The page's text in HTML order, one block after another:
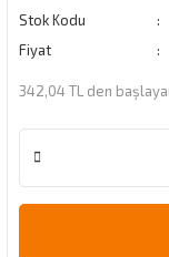
Stok Kodu
Fiyat
342,04 TL den